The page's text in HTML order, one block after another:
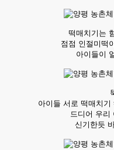
떡매치기는
점점 인절미떡
아이들이
아이들 서로 떡매치
드디어 우리
신기한듯